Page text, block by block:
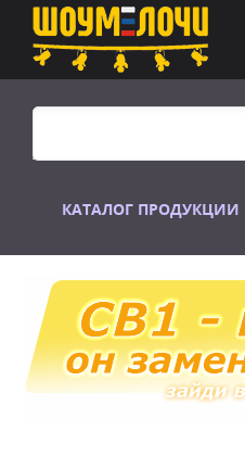
КАТАЛОГ ПРОДУКЦИИ
Распродажа